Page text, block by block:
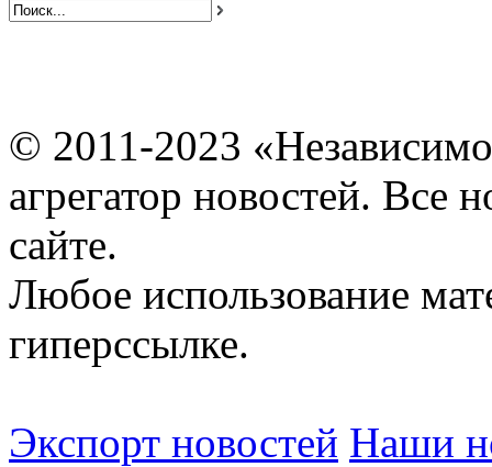
© 2011-2023
агрегатор новостей. Все
сайте.
Любое использование
гиперссылке.
Экспорт новостей Наши